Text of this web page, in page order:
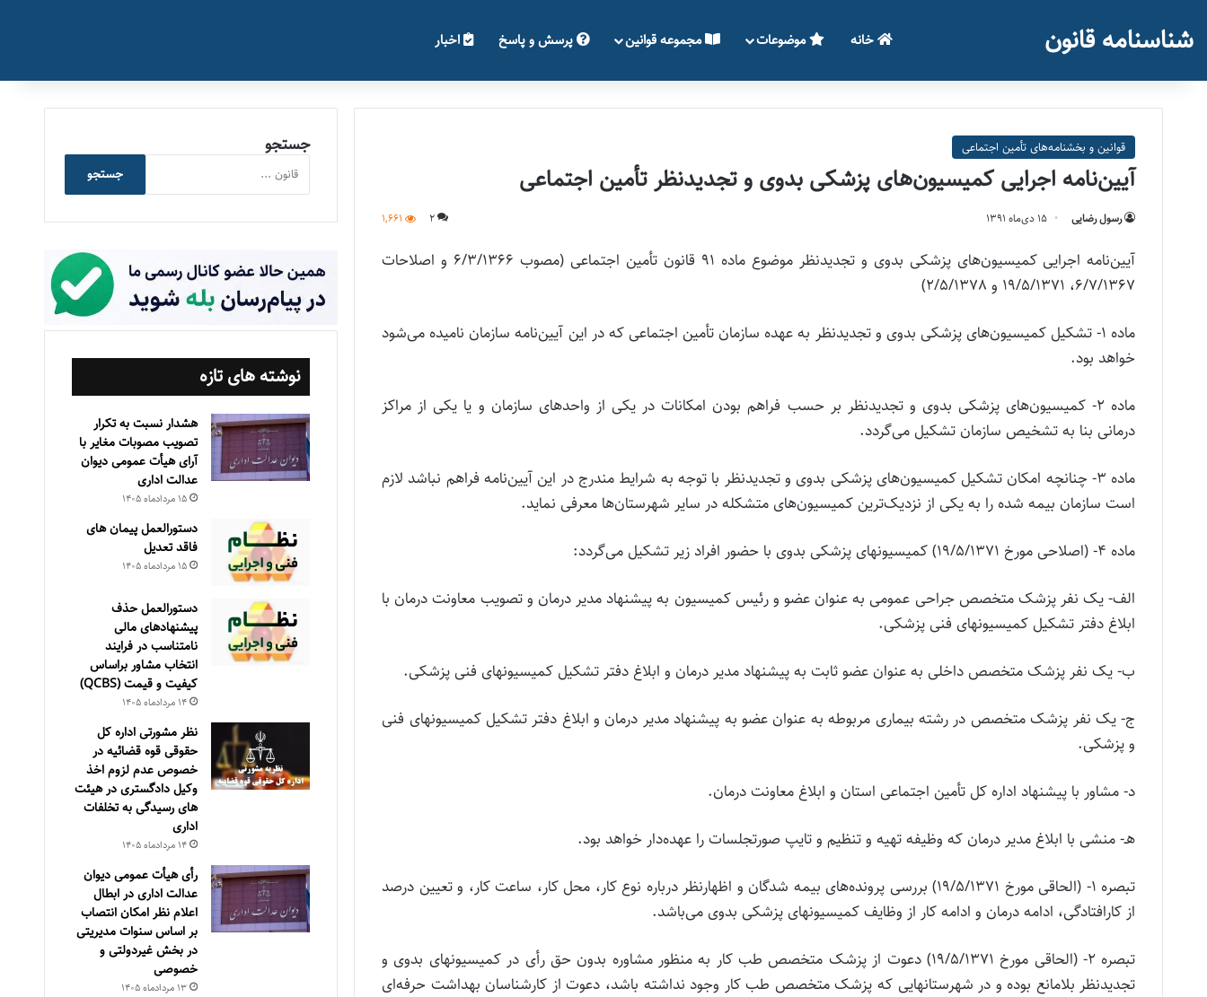
شناسنامه قانون خانه موضوعات مجموعه قوانین پرسش و پاسخ اخبار
قوانین و بخشنامه‌های تأمین اجتماعی
آیین‌نامه‌ اجرایی‌ کمیسیون‌های‌ پزشکی‌ بدوی‌ و تجدیدنظر تأمین ‌‌اجتماعی‌
رسول رضایی ۱۵ دی‌ماه ۱۳۹۱ 2
1,661
آیین‌نامه‌ اجرایی‌ کمیسیون‌های‌ پزشکی‌ بدوی‌ و تجدیدنظر موضوع‌ ماده‌ 91 قانون‌ تأمین ‌‌اجتماعی‌ (مصوب 6/3/1366 و اصلاحات
6/7/1367، 19/5/1371 و 2/5/1378)
ماده 1‌- تشکیل‌ کمیسیون‌های‌ پزشکی‌ بدوی‌ و تجدیدنظر به‌ عهده‌ سازمان‌ تأمین ‌‌اجتماعی‌ که‌ در این‌ آیین‌نامه‌ سازمان‌ نامیده‌ می‌شود
خواهد بود.
ماده 2- کمیسیون‌های‌ پزشکی‌ بدوی‌ و تجدیدنظر بر حسب‌ فراهم‌ بودن‌ امکانات‌ در یکی‌ از واحدهای‌ سازمان‌ و یا یکی‌ از مراکز
درمانی‌ بنا به‌ تشخیص‌ سازمان‌ تشکیل‌ می‌گردد.
ماده 3- چنانچه‌ امکان‌ تشکیل‌ کمیسیون‌های‌ پزشکی‌ بدوی‌ و تجدیدنظر با توجه‌ به‌ شرایط‌ مندرج‌ در این‌ آیین‌نامه‌ فراهم‌ نباشد لازم‌
است‌ سازمان‌ بیمه‌ شده‌ را به‌ یکی‌ از نزدیک‌ترین‌ کمیسیون‌های‌ متشکله‌ در سایر شهرستان‌ها معرفی‌ نماید.
ماده 4- (اصلاحی‌ مورخ‌ 19/5/1371) کمیسیونهای‌ پزشکی‌ بدوی‌ با حضور افراد زیر تشکیل‌ می‌گردد:
الف‌- یک‌ نفر پزشک‌ متخصص‌ جراحی‌ عمومی‌ به‌ عنوان‌ عضو و رئیس‌ کمیسیون‌ به‌ پیشنهاد مدیر درمان‌ و تصویب‌ معاونت‌ درمان‌ با
ابلاغ‌ دفتر تشکیل‌ کمیسیونهای‌ فنی‌ پزشکی‌.
ب‌- یک‌ نفر پزشک‌ متخصص‌ داخلی‌ به‌ عنوان‌ عضو ثابت‌ به‌ پیشنهاد مدیر درمان‌ و ابلاغ‌ دفتر تشکیل‌ کمیسیونهای‌ فنی‌ پزشکی‌.
ج‌- یک‌ نفر پزشک‌ متخصص‌ در رشته‌ بیماری‌ مربوطه‌ به‌ عنوان‌ عضو به‌ پیشنهاد مدیر درمان‌ و ابلاغ‌ دفتر تشکیل‌ کمیسیونهای‌ فنی‌
و پزشکی‌.
د- مشاور‌ با پیشنهاد اداره‌ کل‌ تأمین‌ اجتماعی‌ استان‌ و ابلاغ‌ معاونت‌ درمان‌.
هـ- منشی‌ با ابلاغ‌ مدیر درمان‌ که‌ وظیفه‌ تهیه‌ و تنظیم‌ و تایپ‌ صورتجلسات‌ را عهده‌دار خواهد بود.
تبصره‌ 1- (الحاقی‌ مورخ‌ 19/5/1371) بررسی‌ پرونده‌های‌ بیمه‌ شدگان‌ و اظهارنظر درباره‌ نوع‌ کار، محل‌ کار، ساعت‌ کار، و تعیین‌ درصد
از کارافتادگی‌، ادامه‌ درمان‌ و ادامه‌ کار از وظایف‌ کمیسیونهای‌ پزشکی‌ بدوی‌ می‌باشد.
تبصره‌ 2- (الحاقی‌ مورخ‌ 19/5/1371) دعوت‌ از پزشک‌ متخصص‌ طب‌ کار به‌ منظور مشاوره‌ بدون‌ حق‌ رأی‌ در کمیسیونهای‌ بدوی‌ و
تجدیدنظر بلامانع‌ بوده‌ و در شهرستانهایی‌ که‌ پزشک‌ متخصص‌ طب‌ کار وجود نداشته‌ باشد، دعوت‌ از کارشناسان‌ بهداشت‌ حرفه‌ای‌
جستجو
جستجو
نوشته های تازه
هشدار نسبت به تکرار
تصویب مصوبات مغایر با
آرای هیأت عمومی دیوان
عدالت اداری
۱۵ مرداد‌ماه ۱۴۰۵
دستورالعمل پیمان های
فاقد تعدیل
۱۵ مرداد‌ماه ۱۴۰۵
دستورالعمل حذف
پيشنهادهای مالی
نامتناسب در فرايند
انتخاب مشاور براساس
كيفيت و قيمت (QCBS)
۱۴ مرداد‌ماه ۱۴۰۵
نظر مشورتی اداره کل
حقوقی قوه قضائیه در
خصوص عدم لزوم اخذ
وکیل دادگستری در هیئت
های رسیدگی به تخلفات
اداری
۱۴ مرداد‌ماه ۱۴۰۵
رأی هیأت عمومی دیوان
عدالت اداری در ابطال
اعلام نظر امکان انتصاب
بر اساس سنوات مدیریتی
در بخش غیردولتی و
خصوصی
۱۳ مرداد‌ماه ۱۴۰۵